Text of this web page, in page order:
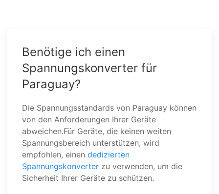
Benötige ich einen
Spannungskonverter für
Paraguay?
Die Spannungsstandards von Paraguay können
von den Anforderungen Ihrer Geräte
abweichen.Für Geräte, die keinen weiten
Spannungsbereich unterstützen, wird
empfohlen, einen dedizierten
Spannungskonverter zu verwenden, um die
Sicherheit Ihrer Geräte zu schützen.